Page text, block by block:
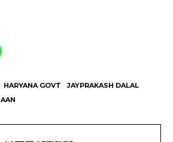
HARYANA GOVT
JAYPRAKASH DALAL